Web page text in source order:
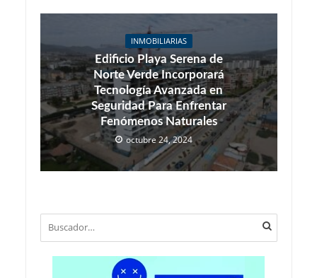
INMOBILIARIAS
Edificio Playa Serena de
Norte Verde Incorporará
Tecnología Avanzada en
Seguridad Para Enfrentar
Fenómenos Naturales
octubre 24, 2024